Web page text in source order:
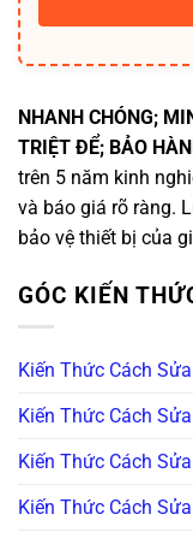
NHANH CHÓNG;
TRIỆT ĐỂ; BẢO
trên 5 năm kinh
và báo giá rõ ràng.
bảo vệ thiết bị của
GÓC KIẾN
Kiến Thức Cách
Kiến Thức Cách
Kiến Thức Cách
Kiến Thức Cách